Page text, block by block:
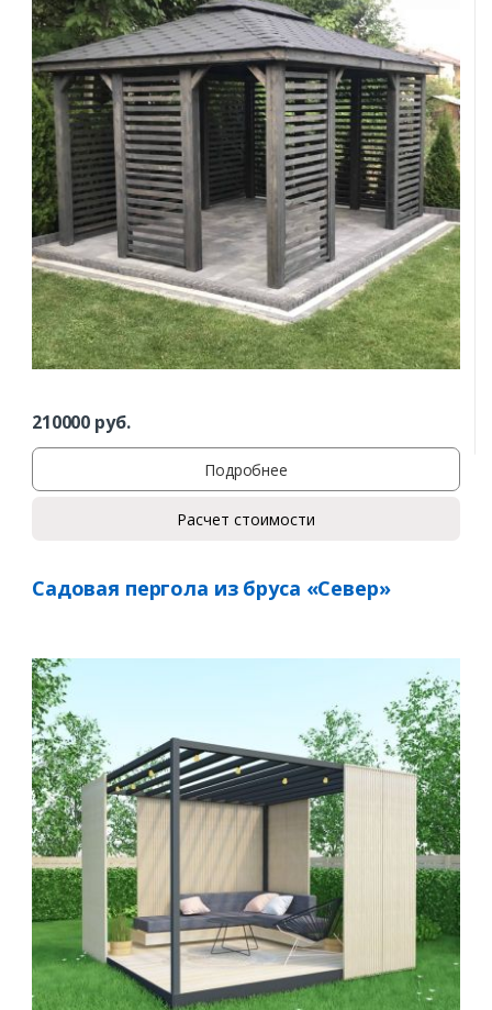
210000 руб.
Подробнее
Расчет стоимости
Садовая пергола из бруса «Север»